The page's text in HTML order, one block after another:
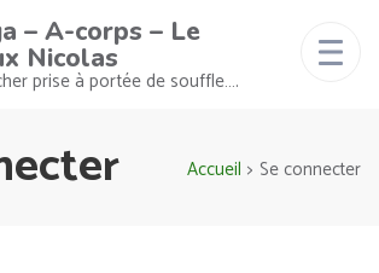
– A-corps – Le
Nicolas
prise à portée de souffle….
Accueil > Se connecter